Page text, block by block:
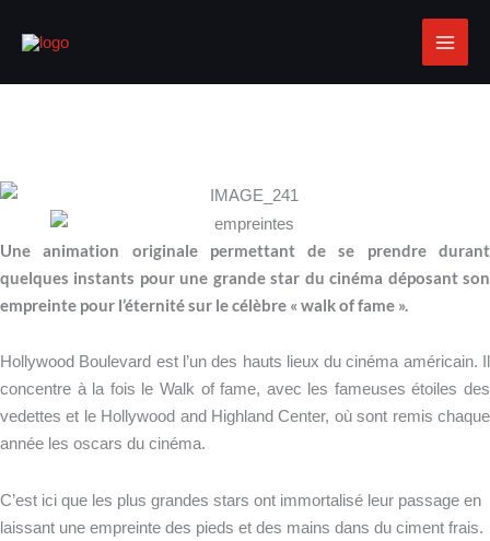
Une animation originale permettant de se prendre durant
quelques instants pour une grande star du cinéma déposant son
empreinte pour l’éternité sur le célèbre « walk of fame ».
Hollywood Boulevard est l’un des hauts lieux du cinéma américain. Il
concentre à la fois le Walk of fame, avec les fameuses étoiles des
vedettes et le Hollywood and Highland Center, où sont remis chaque
année les oscars du cinéma.
C’est ici que les plus grandes stars ont immortalisé leur passage en
laissant une empreinte des pieds et des mains dans du ciment frais.